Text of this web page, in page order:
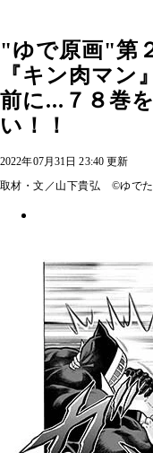
"ゆで原画"第
『キン肉マン
前に...７８巻
い！！
2022年07月31日 23:40 更新
取材・文／山下貴弘 ©ゆでた